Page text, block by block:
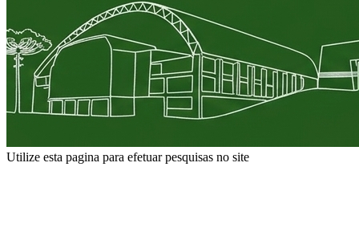
Utilize esta pagina para efetuar pesquisas no site